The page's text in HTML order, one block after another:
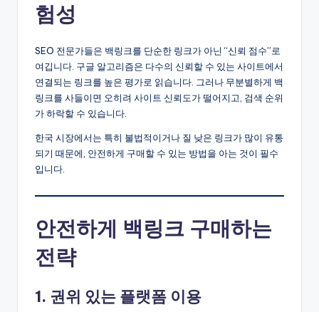
험성
SEO 전문가들은 백링크를 단순한 링크가 아닌 “신뢰 점수”로
여깁니다. 구글 알고리즘은 다수의 신뢰할 수 있는 사이트에서
연결되는 링크를 높은 평가로 읽습니다. 그러나 무분별하게 백
링크를 사들이면 오히려 사이트 신뢰도가 떨어지고, 검색 순위
가 하락할 수 있습니다.
한국 시장에서는 특히 불법적이거나 질 낮은 링크가 많이 유통
되기 때문에, 안전하게 구매할 수 있는 방법을 아는 것이 필수
입니다.
안전하게 백링크 구매하는
전략
1. 권위 있는 플랫폼 이용